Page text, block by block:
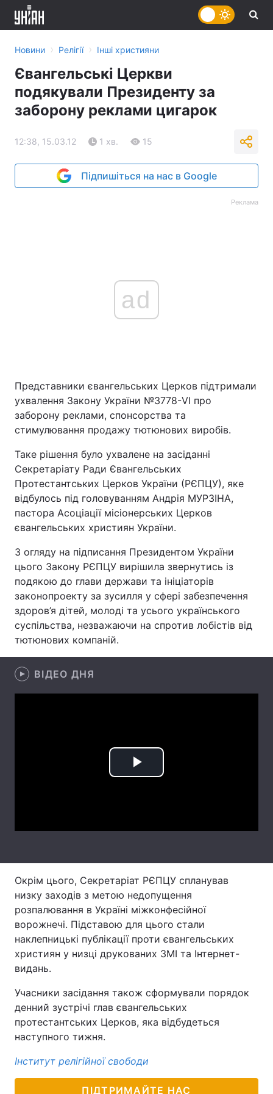
Головна Війна
Україна Політика
Спорт
Відео з Youtube Статті
Інтерв'ю Думки
Архів Вакансії
Контакти
Новини › Релігії › Інші християни
Євангельські Церкви
подякували Президенту за
заборону реклами цигарок
12:38, 15.03.12 1 хв. 15
Підпишіться на нас в Google
Реклама
ad
Представники євангельських Церков підтримали
ухвалення Закону України №3778-VI про
заборону реклами, спонсорства та
стимулювання продажу тютюнових виробів.
Таке рішення було ухвалене на засіданні
Секретаріату Ради Євангельських
Протестантських Церков України (РЄПЦУ), яке
відбулось під головуванням Андрія МУРЗІНА,
пастора Асоціації місіонерських Церков
євангельських християн України.
З огляду на підписання Президентом України
цього Закону РЄПЦУ вирішила звернутись із
подякою до глави держави та ініціаторів
законопроекту за зусилля у сфері забезпечення
здоров’я дітей, молоді та усього українського
суспільства, незважаючи на спротив лобістів від
тютюнових компаній.
ВІДЕО ДНЯ
Play
Окрім цього, Секретаріат РЄПЦУ спланував
низку заходів з метою недопущення
розпалювання в Україні міжконфесійної
ворожнечі. Підставою для цього стали
наклепницькі публікації проти євангельських
християн у низці друкованих ЗМІ та Інтернет-
видань.
Учасники засідання також сформували порядок
денний зустрічі глав євангельських
протестантських Церков, яка відбудеться
наступного тижня.
Інститут релігійної свободи
ПІДТРИМАЙТЕ НАС